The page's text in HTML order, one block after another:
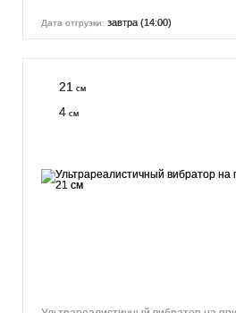
Дата отгрузки: завтра (14:00)
21 см
4 см